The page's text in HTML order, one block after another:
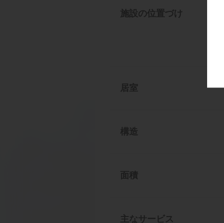
施設の位置づけ
居室
構造
面積
主なサービス